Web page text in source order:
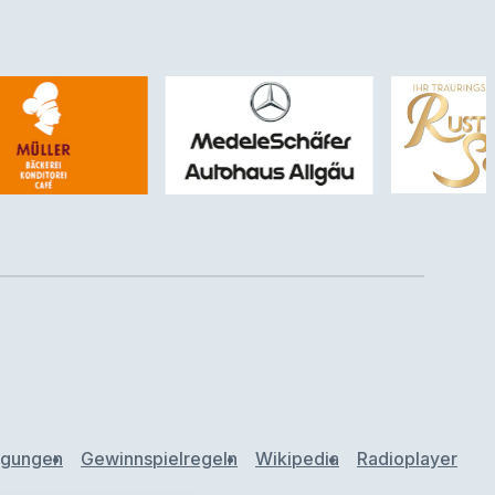
Gewinnspielregeln Wikipedia Radioplayer